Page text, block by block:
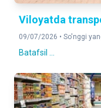
Viloyatda
09/07/2026 • So'nggi
Batafsil ...